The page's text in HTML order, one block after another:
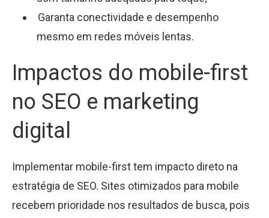
Garanta conectividade e desempenho
mesmo em redes móveis lentas.
Impactos do mobile-first
no SEO e marketing
digital
Implementar mobile-first tem impacto direto na
estratégia de SEO. Sites otimizados para mobile
recebem prioridade nos resultados de busca, pois